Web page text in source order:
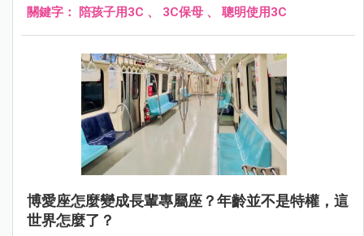
的繼續問，然而整場吃飯下來，媽媽仍沒鬆口，只是我瞄
關鍵字： 陪孩子用3C 、 3C保母 、 聰明使用3C
博愛座怎麼變成長輩專屬座？年齡並不是特權，這
世界怎麼了？